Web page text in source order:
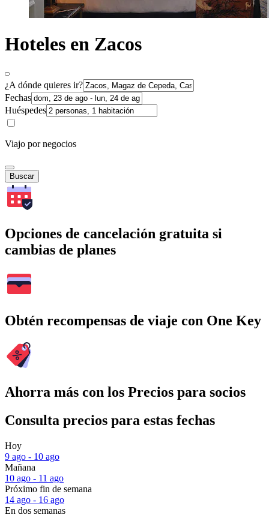
Hoteles en Zacos
¿A dónde quieres ir?
Fechas
Huéspedes
Viajo por negocios
Buscar
Opciones de cancelación gratuita si
cambias de planes
Obtén recompensas de viaje con One Key
Ahorra más con los Precios para socios
Consulta precios para estas fechas
Hoy
9 ago - 10 ago
Mañana
10 ago - 11 ago
Próximo fin de semana
14 ago - 16 ago
En dos semanas